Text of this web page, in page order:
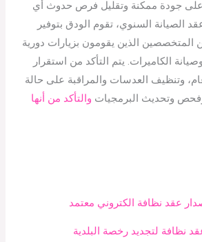
جودة ممكنة وتقليل فرص حدوث أي
الصيانة السنوي، تقوم الودق بتوفير
المتخصصين الذين يقومون بزيارات دورية
الكاميرات. يتم التأكد من استقرار
وتنظيف العدسات والمراقبة على حالة
وفحص وتحديث البرمجيات والتأكد من أنها
عقد نظافة الكتروني معتمد
نظافة لتجديد رخصة البلدية